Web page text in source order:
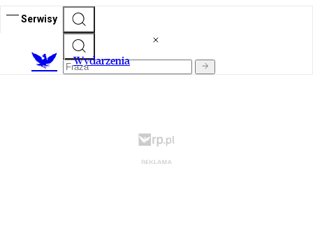
Serwisy
Wydarzenia